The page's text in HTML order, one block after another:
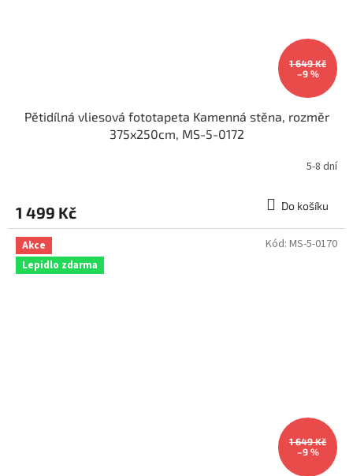
1 649 Kč
–9 %
Pětidílná vliesová fototapeta Kamenná stěna, rozměr
375x250cm, MS-5-0172
5-8 dní
1 499 Kč Do košíku
Akce
Lepidlo zdarma
1 649 Kč
–9 %
Kód: MS-5-0170